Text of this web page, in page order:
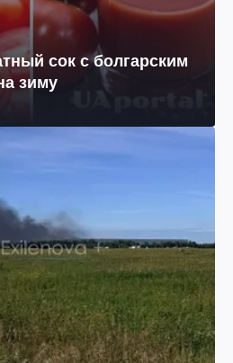
сок с болгарским
зиму